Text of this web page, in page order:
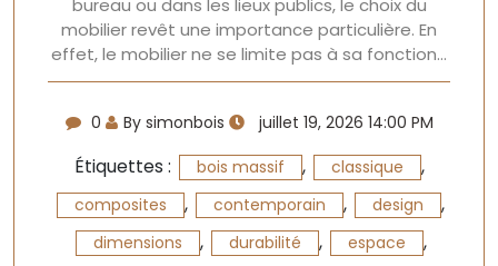
bureau ou dans les lieux publics, le choix du
mobilier revêt une importance particulière. En
effet, le mobilier ne se limite pas à sa fonction…
0 By simonbois juillet 19, 2026 14:00 PM
Étiquettes : bois massif , classique ,
composites , contemporain , design ,
dimensions , durabilité , espace ,